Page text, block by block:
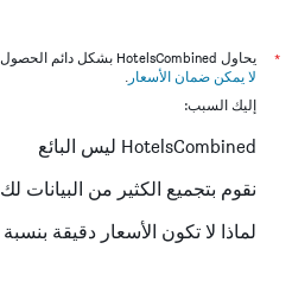
*
يحاول HotelsCombined بشكل دائم الحصول على الأسعار الدقيقة، ولكن
لا يمكن ضمان الأسعار .
إليك السبب:
HotelsCombined ليس البائع
نقوم بتجميع الكثير من البيانات لك
لماذا لا تكون الأسعار دقيقة بنسبة 100٪؟